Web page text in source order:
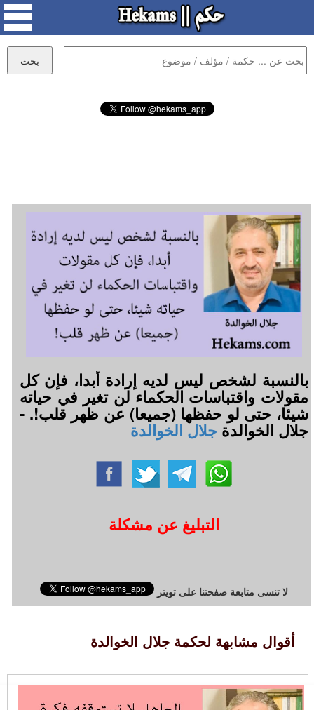
بالنسبة لشخص ليس لديه إرادة أبدا، فإن كل
مقولات واقتباسات الحكماء لن تغير في حياته
شيئا، حتى لو حفظها (جميعا) عن ظهر قلب!. -
جلال الخوالدة جلال الخوالدة
التبليغ عن مشكلة
لا تنسى متابعة صفحتنا على تويتر
أقوال مشابهة لحكمة جلال الخوالدة